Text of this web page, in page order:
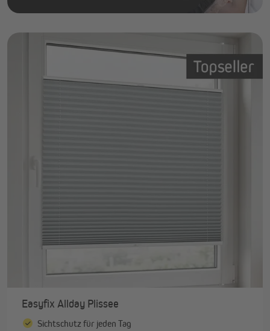
Easyfix Allday Plissee
Sichtschutz für jeden Tag